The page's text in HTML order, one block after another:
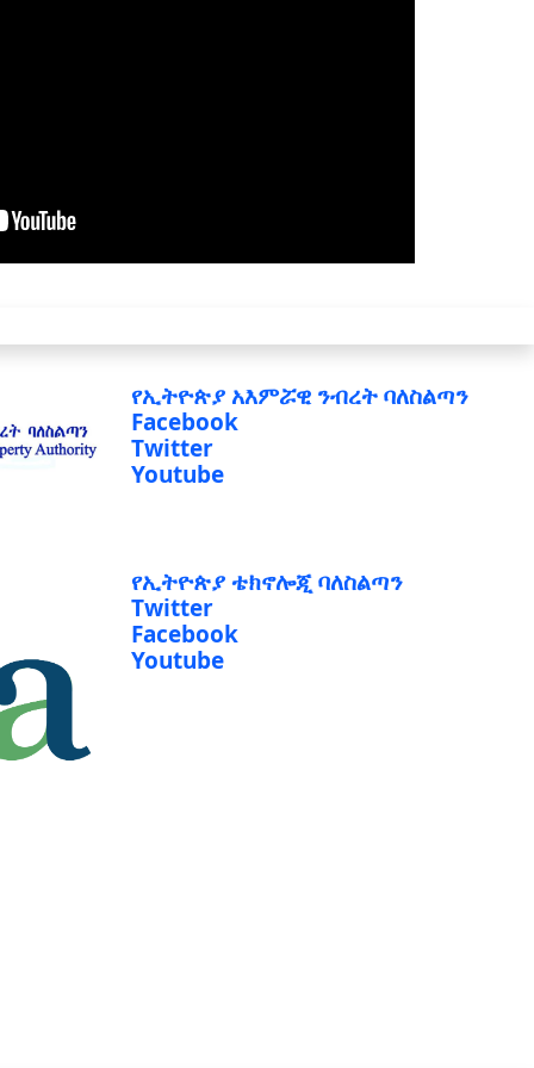
የኢትዮጵያ አእምሯዊ ንብረት ባለስልጣን
Facebook
Twitter
Youtube
የኢትዮጵያ ቴክኖሎጂ ባለስልጣን
Twitter
Facebook
Youtube